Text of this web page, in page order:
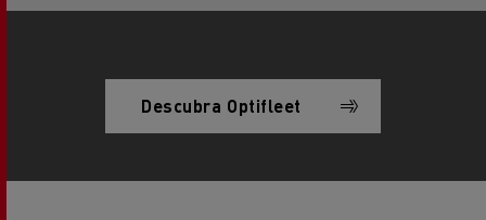
Descubra Optifleet